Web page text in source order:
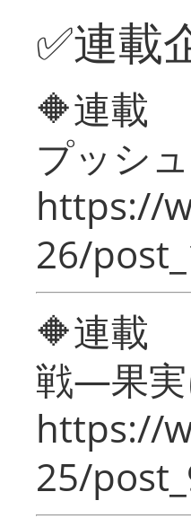
✅連載
🔶連載
プッシ
https://
26/
🔶連載
戦―果
https://
25/